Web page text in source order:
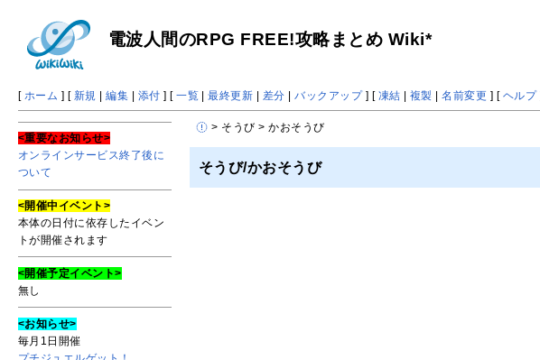
電波人間のRPG FREE!攻略まとめ Wiki*
[ ホーム ] [ 新規 |編集 | 添付 ] [一覧 |最終更新 | 差分 |バックアップ] [ 凍結 | 複製 |名前変更 ] [ ヘルプ
> そうび > かおそうび
そうび/かおそうび
<重要なお知らせ>
オンラインサービス終了後に
ついて
<開催中イベント>
本体の日付に依存したイベン
トが開催されます
<開催予定イベント>
無し
<お知らせ>
毎月1日開催